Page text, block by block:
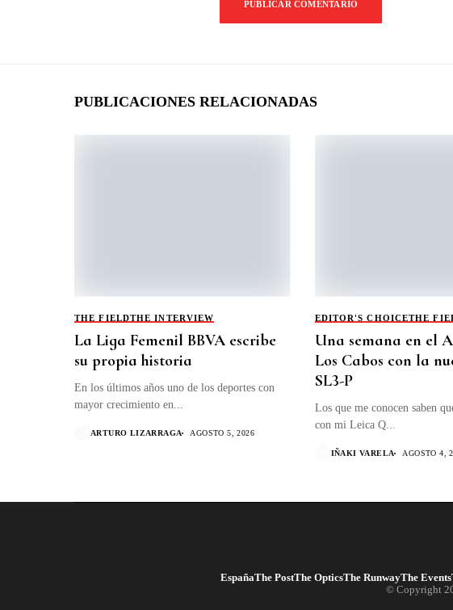
PUBLICACIONES RELACIONADAS
THE FIELDTHE INTERVIEW
La Liga Femenil BBVA escribe
su propia historia
En los últimos años uno de los deportes con
mayor crecimiento en...
ARTURO LIZARRAGA AGOSTO 5, 2026
EDITOR'S CHOICETHE
Una semana en el
Los Cabos con la
SL3-P
Los que me conocen saben
con mi Leica Q...
IÑAKI VARELA AGOSTO 4,
EspañaThe PostThe OpticsThe RunwayThe Events
© Copyright